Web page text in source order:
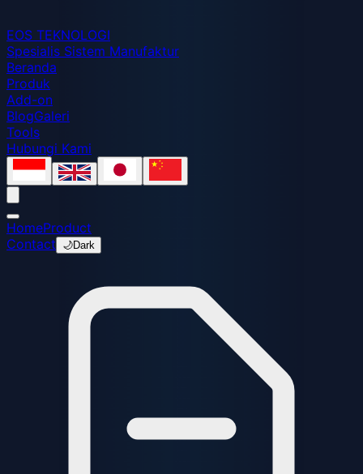
EOS TEKNOLOGI
Spesialis Sistem Manufaktur
Beranda
Produk
Add-on
BlogGaleri
Tools
Hubungi Kami
HomeProduct
Contact
🌙Dark